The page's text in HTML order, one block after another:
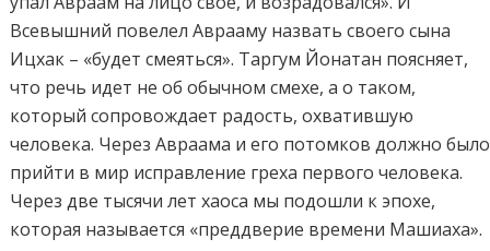
Всевышний повелел Аврааму назвать своего сына
Ицхак – «будет смеяться». Таргум Йонатан поясняет,
что речь идет не об обычном смехе, а о таком,
который сопровождает радость, охватившую
человека. Через Авраама и его потомков должно было
прийти в мир исправление греха первого человека.
Через две тысячи лет хаоса мы подошли к эпохе,
которая называется «преддверие времени Машиаха».